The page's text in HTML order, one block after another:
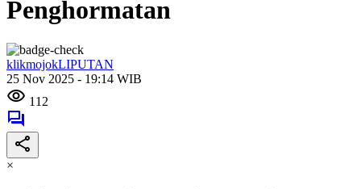
Penghormatan
klikmojokLIPUTAN
25 Nov 2025 - 19:14 WIB
112
×